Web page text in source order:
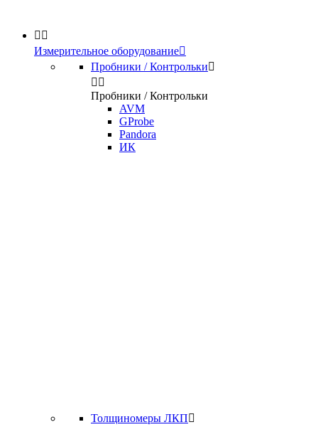
 
Измерительное оборудование
Пробники / Контрольки
 
Пробники / Контрольки
AVM
GProbe
Pandora
ИК
Толщиномеры ЛКП